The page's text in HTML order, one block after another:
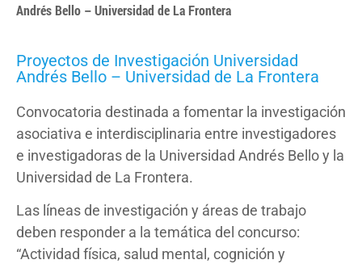
Andrés Bello – Universidad de La Frontera
Proyectos de Investigación Universidad
Andrés Bello – Universidad de La Frontera
Convocatoria destinada a fomentar la investigación
asociativa e interdisciplinaria entre investigadores
e investigadoras de la Universidad Andrés Bello y la
Universidad de La Frontera.
Las líneas de investigación y áreas de trabajo
deben responder a la temática del concurso:
“Actividad física, salud mental, cognición y